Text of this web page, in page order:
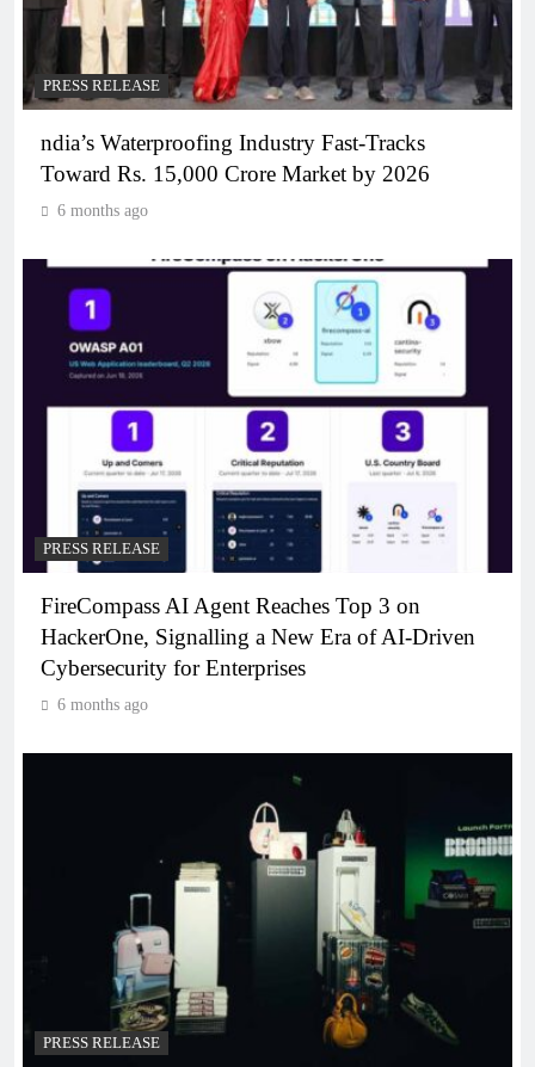
PRESS RELEASE
ndia’s Waterproofing Industry Fast-Tracks
Toward Rs. 15,000 Crore Market by 2026
6 months ago
PRESS RELEASE
FireCompass AI Agent Reaches Top 3 on
HackerOne, Signalling a New Era of AI-Driven
Cybersecurity for Enterprises
6 months ago
PRESS RELEASE